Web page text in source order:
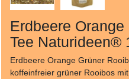
Erdbeere
Tee Naturideen®
Erdbeere Orange Grüner
koffeinfreier grüner Rooibos